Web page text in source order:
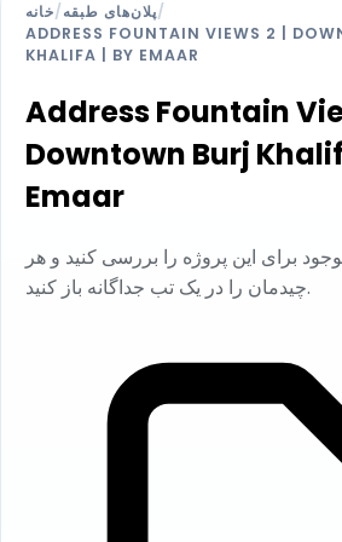
خانه/پلان‌های طبقه/
ADDRESS FOUNTAIN VIEWS 2 |
KHALIFA | BY EMAAR
Address Fountain
Downtown Burj
Emaar
برای این پروژه را بررسی کنید و هر
چیدمان را در یک تب جداگانه باز کنید.